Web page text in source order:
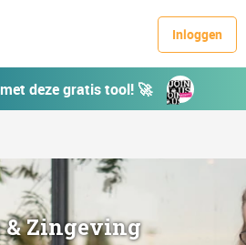
Inloggen
deze gratis tool! 🚀
Zingeving